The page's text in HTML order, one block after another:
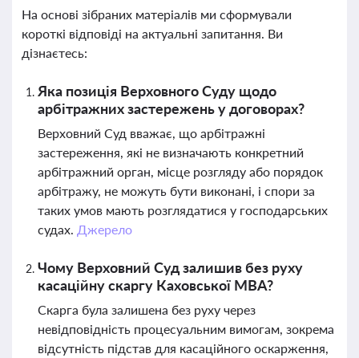
На основі зібраних матеріалів ми сформували
короткі відповіді на актуальні запитання. Ви
дізнаєтесь:
Яка позиція Верховного Суду щодо
арбітражних застережень у договорах?
Верховний Суд вважає, що арбітражні
застереження, які не визначають конкретний
арбітражний орган, місце розгляду або порядок
арбітражу, не можуть бути виконані, і спори за
таких умов мають розглядатися у господарських
судах. Джерело
Чому Верховний Суд залишив без руху
касаційну скаргу Каховської МВА?
Скарга була залишена без руху через
невідповідність процесуальним вимогам, зокрема
відсутність підстав для касаційного оскарження,